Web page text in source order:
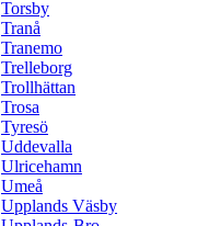
Torsby
Tranå
Tranemo
Trelleborg
Trollhättan
Trosa
Tyresö
Uddevalla
Ulricehamn
Umeå
Upplands Väsby